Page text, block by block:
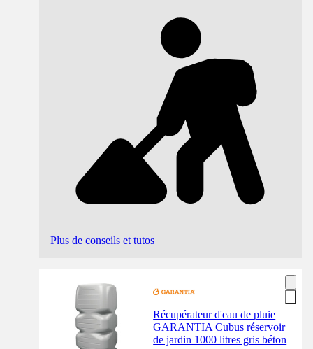
Plus de conseils et tutos
Récupérateur d'eau de pluie
GARANTIA Cubus réservoir
de jardin 1000 litres gris béton